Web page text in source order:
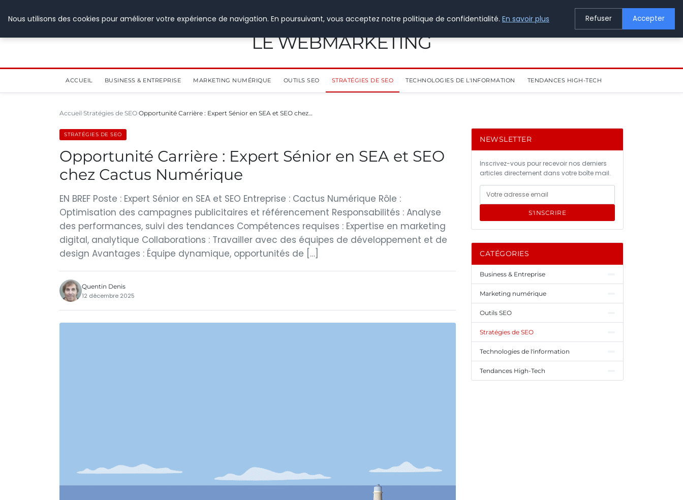
LE WEBMARKETING
ACCUEIL BUSINESS & ENTREPRISE MARKETING NUMÉRIQUE OUTILS SEO STRATÉGIES DE SEO TECHNOLOGIES DE L'INFORMATION TENDANCES HIGH-TECH
Accueil Stratégies de SEO Opportunité Carrière : Expert Sénior en SEA et SEO chez…
STRATÉGIES DE SEO
Opportunité Carrière : Expert Sénior en SEA et SEO
chez Cactus Numérique
EN BREF Poste : Expert Sénior en SEA et SEO Entreprise : Cactus Numérique Rôle :
Optimisation des campagnes publicitaires et référencement Responsabilités : Analyse
des performances, suivi des tendances Compétences requises : Expertise en marketing
digital, analytique Collaborations : Travailler avec des équipes de développement et de
design Avantages : Équipe dynamique, opportunités de […]
Quentin Denis
12 décembre 2025
NEWSLETTER
Inscrivez-vous pour recevoir nos derniers
articles directement dans votre boîte mail.
S'INSCRIRE
CATÉGORIES
Business & Entreprise
Marketing numérique
Outils SEO
Stratégies de SEO
Technologies de l'information
Tendances High-Tech
Nous utilisons des cookies pour améliorer votre expérience de navigation. En poursuivant, vous acceptez notre politique de confidentialité. En savoir plus Refuser Accepter